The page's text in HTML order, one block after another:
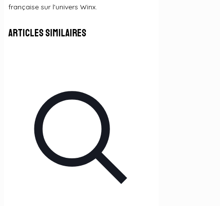
française sur l'univers Winx.
Articles similaires